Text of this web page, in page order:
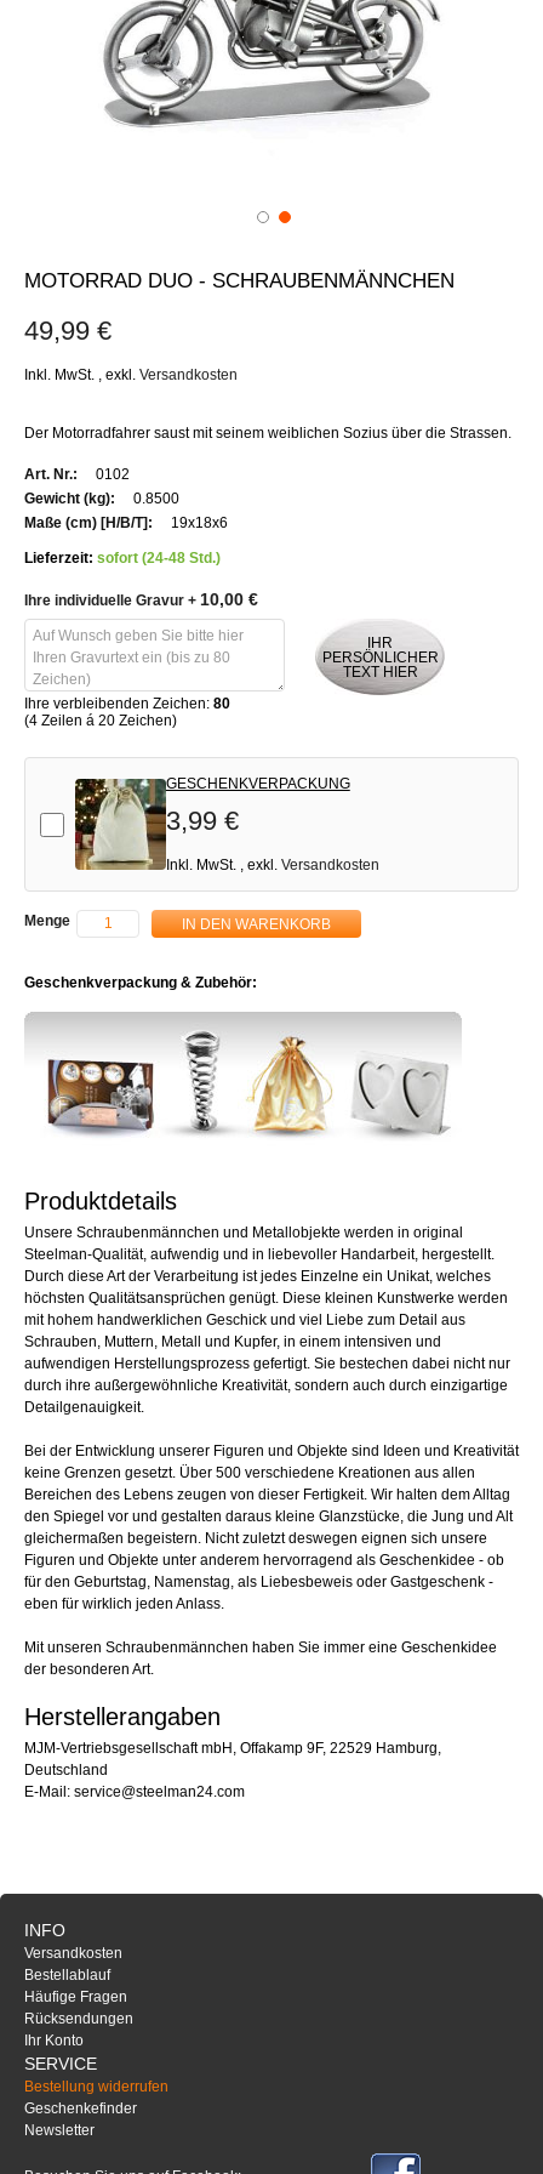
MOTORRAD DUO - SCHRAUBENMÄNNCHEN
49,99 €
Inkl. MwSt. exkl. Versandkosten
Der Motorradfahrer saust mit seinem weiblichen Sozius über die Strassen.
Weitere
Informationen
0102
0.8500
19x18x6
Lieferzeit: sofort (24-48 Std.)
Ihre individuelle Gravur + 10,00 €
IHR
PERSÖNLICHER
TEXT HIER
Ihre verbleibenden Zeichen: 80
(4 Zeilen á 20 Zeichen)
Add-on
GESCHENKVERPACKUNG
3,99 €
Inkl. MwSt. , exkl. Versandkosten
Menge IN DEN WARENKORB
Geschenkverpackung & Zubehör:
Produktdetails
Unsere Schraubenmännchen und Metallobjekte werden in original
Steelman-Qualität, aufwendig und in liebevoller Handarbeit, hergestellt.
Durch diese Art der Verarbeitung ist jedes Einzelne ein Unikat, welches
höchsten Qualitätsansprüchen genügt. Diese kleinen Kunstwerke werden
mit hohem handwerklichen Geschick und viel Liebe zum Detail aus
Schrauben, Muttern, Metall und Kupfer, in einem intensiven und
aufwendigen Herstellungsprozess gefertigt. Sie bestechen dabei nicht nur
durch ihre außergewöhnliche Kreativität, sondern auch durch einzigartige
Detailgenauigkeit.
Bei der Entwicklung unserer Figuren und Objekte sind Ideen und Kreativität
keine Grenzen gesetzt. Über 500 verschiedene Kreationen aus allen
Bereichen des Lebens zeugen von dieser Fertigkeit. Wir halten dem Alltag
den Spiegel vor und gestalten daraus kleine Glanzstücke, die Jung und Alt
gleichermaßen begeistern. Nicht zuletzt deswegen eignen sich unsere
Figuren und Objekte unter anderem hervorragend als Geschenkidee - ob
für den Geburtstag, Namenstag, als Liebesbeweis oder Gastgeschenk -
eben für wirklich jeden Anlass.
Mit unseren Schraubenmännchen haben Sie immer eine Geschenkidee
der besonderen Art.
Herstellerangaben
MJM-Vertriebsgesellschaft mbH, Offakamp 9F, 22529 Hamburg,
Deutschland
E-Mail: service@steelman24.com
INFO
Versandkosten
Bestellablauf
Häufige Fragen
Rücksendungen
Ihr Konto
SERVICE
Bestellung widerrufen
Geschenkefinder
Newsletter